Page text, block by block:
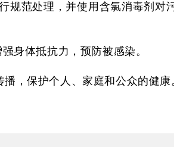
范处理，并使用含氯消毒剂对
身体抵抗力，预防被感染。
，保护个人、家庭和公众的健康